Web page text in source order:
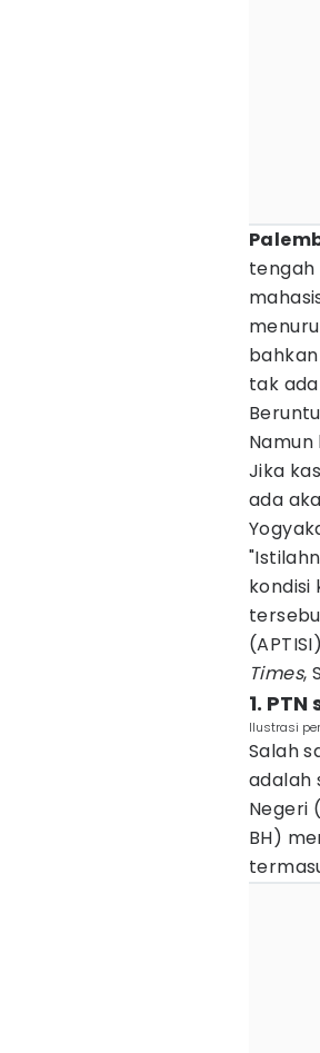
tengah
tak
Jika
ada
kondisi
Times,
1.
Ilustrasi
Salah
adalah
Negeri
BH)